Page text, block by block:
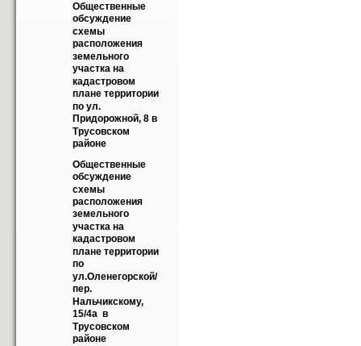
Общественные
обсуждение
схемы
расположения
земельного
участка на
кадастровом
плане территории
по ул.
Придорожной, 8 в
Трусовском
районе
Общественные
обсуждение
схемы
расположения
земельного
участка на
кадастровом
плане территории
по
ул.Оленегорской/
пер.
Нальчикскому,
15/4а  в
Трусовском
районе